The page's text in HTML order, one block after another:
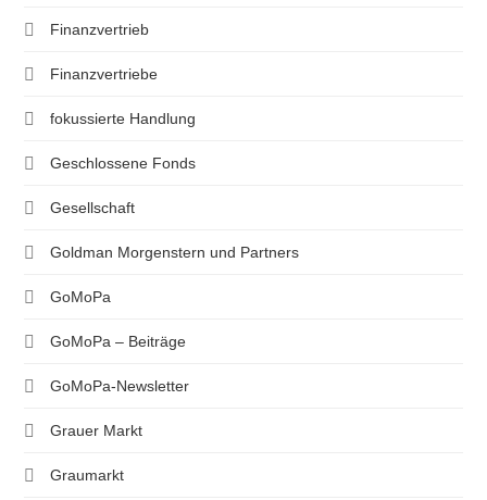
Finanzvertrieb
Finanzvertriebe
fokussierte Handlung
Geschlossene Fonds
Gesellschaft
Goldman Morgenstern und Partners
GoMoPa
GoMoPa – Beiträge
GoMoPa-Newsletter
Grauer Markt
Graumarkt